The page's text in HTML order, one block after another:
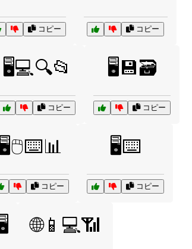
コピー コピー
🖥️💻🔍📂
コピー
🖥️💾🗃️
コピー
🖥️🖱️⌨️📊
コピー
🖥️⌨️
コピー
🌐📱💻📶